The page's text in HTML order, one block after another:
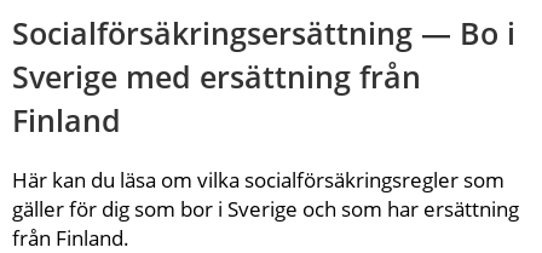
Socialförsäkringsersättning — Bo i
Sverige med ersättning från
Finland
Här kan du läsa om vilka socialförsäkringsregler som
gäller för dig som bor i Sverige och som har ersättning
från Finland.